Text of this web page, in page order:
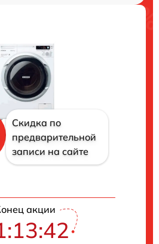
Скидка по
предварительной
записи на сайте
акции